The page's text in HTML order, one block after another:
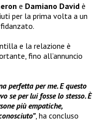
e Damiano David è
per la prima volta a un
e la relazione è
fino all’annuncio
perfetta per me. E questo
se per lui fosse lo stesso. È
più empatiche,
, ha concluso